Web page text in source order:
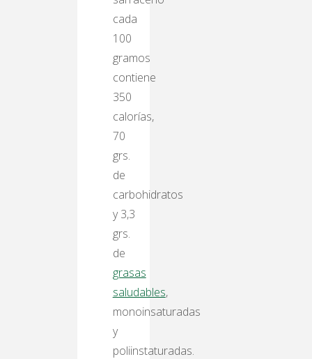
cada
100
gramos
contiene
350
calorías,
70
grs.
de
carbohidratos
y 3,3
grs.
de
grasas
saludables,
monoinsaturadas
y
poliinstaturadas.